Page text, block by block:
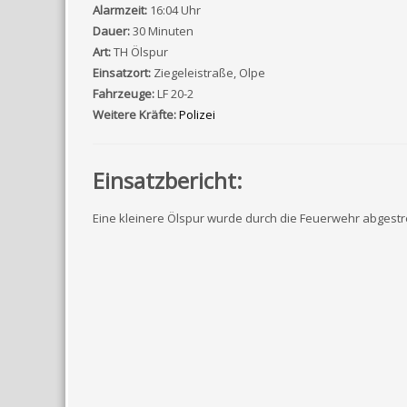
Alarmzeit: 16:04 Uhr
Dauer:30 Minuten
Art:TH Ölspur
Einsatzort: Ziegeleistraße, Olpe
Fahrzeuge:LF 20-2
Weitere Kräfte:Polizei
Einsatzbericht:
Eine kleinere Ölspur wurde durch die Feuerwehr